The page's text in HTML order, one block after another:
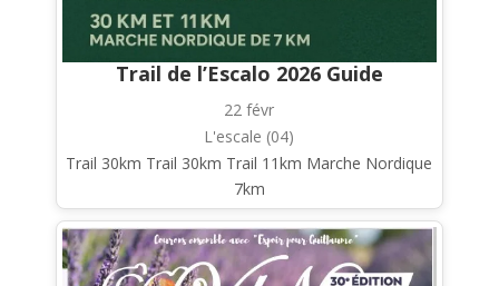
Trail de l’Escalo 2026 Guide
22 févr
L'escale (04)
Trail 30km Trail 30km Trail 11km Marche Nordique
7km